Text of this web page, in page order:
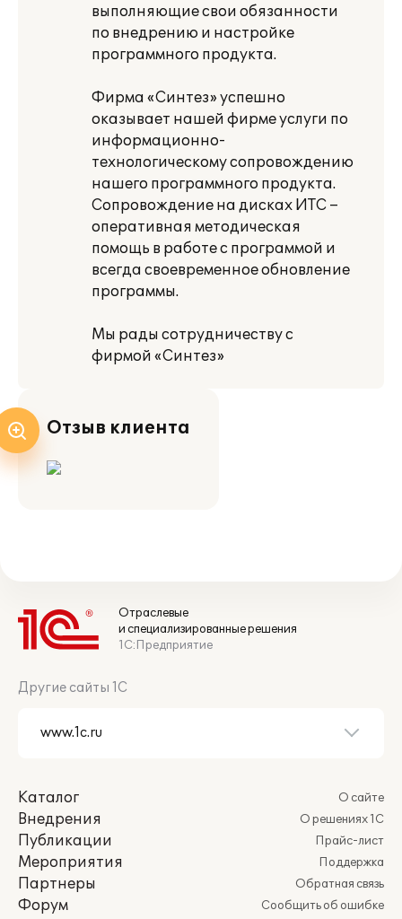
выполняющие свои обязанности
по внедрению и настройке
программного продукта.
Фирма «Синтез» успешно
оказывает нашей фирме услуги по
информационно-
технологическому сопровождению
нашего программного продукта.
Сопровождение на дисках ИТС –
оперативная методическая
помощь в работе с программой и
всегда своевременное обновление
программы.
Мы рады сотрудничеству с
фирмой «Синтез»
Отзыв клиента
Отраслевые
и специализированные решения
1С:Предприятие
Другие сайты 1С
Каталог
Внедрения
Публикации
Мероприятия
Партнеры
Форум
О сайте
О решениях 1С
Прайс-лист
Поддержка
Обратная связь
Сообщить об ошибке